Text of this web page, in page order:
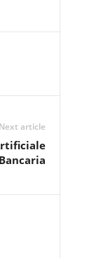
Next article
Bancaria